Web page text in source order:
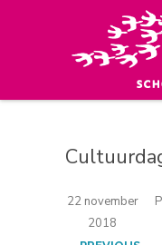
22 november
2018